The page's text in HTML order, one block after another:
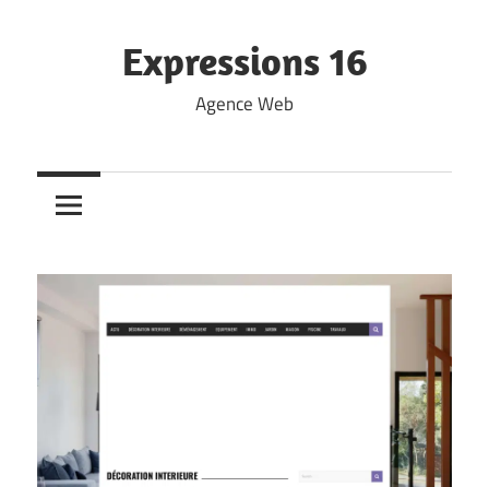
Expressions 16
Agence Web